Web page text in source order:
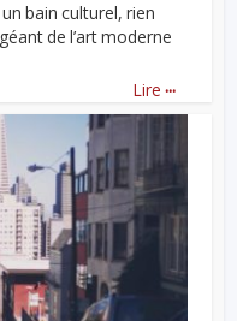
bain culturel, rien
de l’art moderne
Lire ...